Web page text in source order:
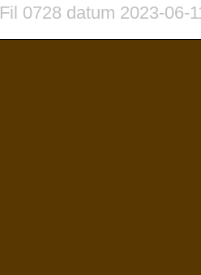
Fil 0728 datum 2023-06-